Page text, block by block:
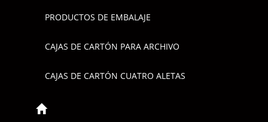
PRODUCTOS DE EMBALAJE
CAJAS DE CARTÓN PARA ARCHIVO
CAJAS DE CARTÓN CUATRO ALETAS